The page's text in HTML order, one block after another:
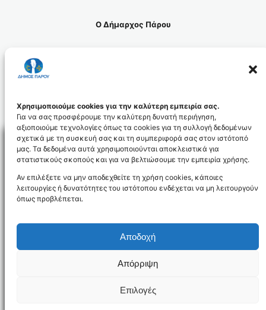
Χρησιμοποιούμε cookies για την καλύτερη εμπειρία σας.
Για να σας προσφέρουμε την καλύτερη δυνατή περιήγηση,
αξιοποιούμε τεχνολογίες όπως τα cookies για τη συλλογή δεδομένων
σχετικά με τη συσκευή σας και τη συμπεριφορά σας στον ιστότοπό
μας. Τα δεδομένα αυτά χρησιμοποιούνται αποκλειστικά για
στατιστικούς σκοπούς και για να βελτιώσουμε την εμπειρία χρήσης.
Αν επιλέξετε να μην αποδεχθείτε τη χρήση cookies, κάποιες
λειτουργίες ή δυνατότητες του ιστότοπου ενδέχεται να μη λειτουργούν
όπως προβλέπεται.
Αποδοχή
Απόρριψη
Επιλογές
Ο Δήμαρχος Πάρου
NEWSLETTER
Δήλωση Προσβασιμότητας
Δήμος Πάρου